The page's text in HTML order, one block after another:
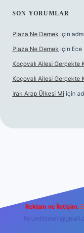
SON YORUMLAR
Plaza Ne Demek için
Plaza Ne Demek için Ece
Koçovalı Ailesi Gerçekte
Koçovalı Ailesi Gerçekte
Irak Arap Ülkesi Mi için
Reklam ve İletişim: